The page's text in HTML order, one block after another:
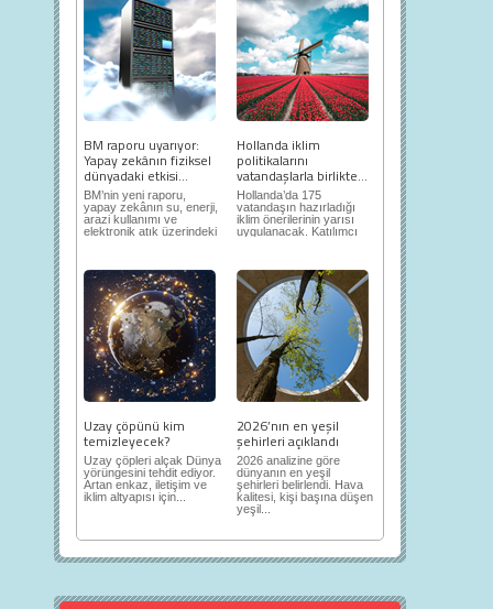
BM raporu uyarıyor:
Yapay zekânın fiziksel
dünyadaki etkisi...
BM’nin yeni raporu,
yapay zekânın su, enerji,
arazi kullanımı ve
elektronik atık üzerindeki
Hollanda iklim
politikalarını
vatandaşlarla birlikte...
Hollanda’da 175
vatandaşın hazırladığı
iklim önerilerinin yarısı
uygulanacak. Katılımcı
Uzay çöpünü kim
temizleyecek?
Uzay çöpleri alçak Dünya
yörüngesini tehdit ediyor.
Artan enkaz, iletişim ve
iklim altyapısı için...
2026’nın en yeşil
şehirleri açıklandı
2026 analizine göre
dünyanın en yeşil
şehirleri belirlendi. Hava
kalitesi, kişi başına düşen
yeşil...